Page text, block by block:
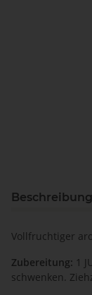
Beschreibung
Vollfruchtiger
Zubereitung: 1
schwenken.